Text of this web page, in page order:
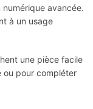
avancée.
à un usage
une pièce facile
ou pour compléter